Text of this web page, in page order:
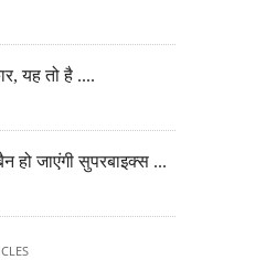
एक बार फिर तैयार है टाइटैनिक,
यह तो है ....
हो जाएंगी सुपरबाइक्स ...